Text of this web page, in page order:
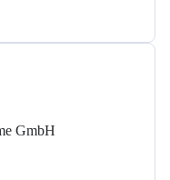
GmbH